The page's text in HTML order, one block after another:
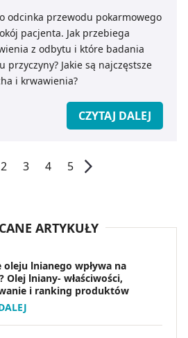
ARTYKUŁY
oleju lnianego wpływa na
Olej lniany- właściwości,
i ranking produktów
odcinka przewodu pokarmowego
pacjenta. Jak przebiega
z odbytu i które badania
Jakie są najczęstsze
i krwawienia?
CZYTAJ DALEJ
2 3 4 5